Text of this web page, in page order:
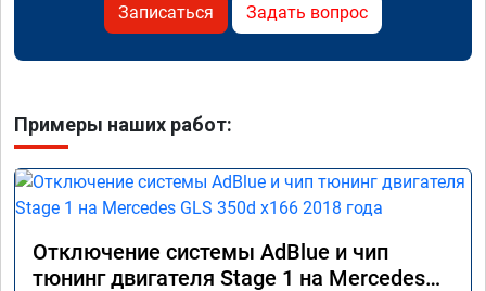
Записаться Задать вопрос
Примеры наших работ:
Отключение системы AdBlue и чип
тюнинг двигателя Stage 1 на Mercedes